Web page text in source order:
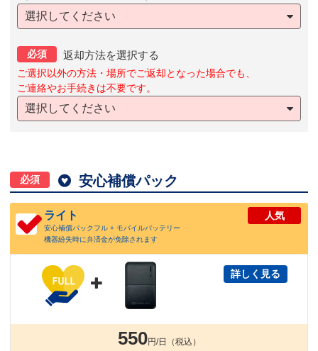
選択してください
必須 返却方法を選択する
ご選択以外の方法・場所でご返却となった場合でも、
ご連絡やお手続きは不要です。
選択してください
必須  安心補償パック
ライト
安心補償パックフル + モバイルバッテリー
機器紛失時に弁済金が免除されます
人気

詳しく見る
550円/日（税込）